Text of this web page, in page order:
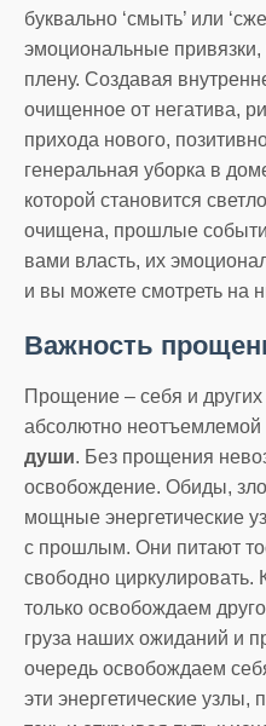
буквально ‘смыть’ или
эмоциональные
плену. Создавая
очищенное от негатива,
прихода нового,
генеральная уборка в
которой становится
очищена, прошлые
вами власть, их
и вы можете смотреть на
Важность
Прощение – себя и
абсолютно неотъемлемой
души. Без прощения
освобождение. Обиды,
мощные энергетические
с прошлым. Они питают
свободно
только освобождаем
груза наших ожиданий и
очередь освобождаем
эти энергетические узлы,